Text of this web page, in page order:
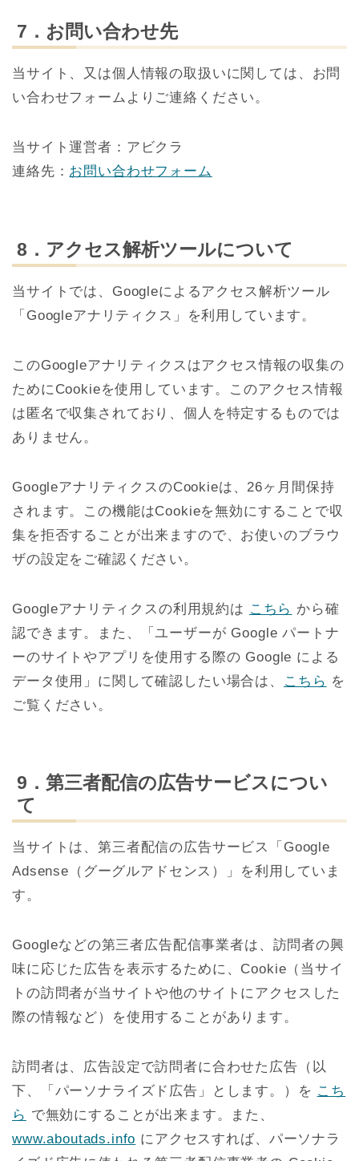
7．お問い合わせ先
当サイト、又は個人情報の取扱いに関しては、お問
い合わせフォームよりご連絡ください。
当サイト運営者：アビクラ
連絡先： お問い合わせフォーム
8．アクセス解析ツールについて
当サイトでは、Googleによるアクセス解析ツール
「Googleアナリティクス」を利用しています。
このGoogleアナリティクスはアクセス情報の収集の
ためにCookieを使用しています。このアクセス情報
は匿名で収集されており、個人を特定するものでは
ありません。
GoogleアナリティクスのCookieは、26ヶ月間保持
されます。この機能はCookieを無効にすることで収
集を拒否することが出来ますので、お使いのブラウ
ザの設定をご確認ください。
Googleアナリティクスの利用規約は こちら から確
認できます。また、「ユーザーが Google パートナ
ーのサイトやアプリを使用する際の Google による
データ使用」に関して確認したい場合は、
こちら を
ご覧ください。
9．第三者配信の広告サービスについ
て
当サイトは、第三者配信の広告サービス「Google
Adsense（グーグルアドセンス）」を利用していま
す。
Googleなどの第三者広告配信事業者は、訪問者の興
味に応じた広告を表示するために、Cookie（当サイ
トの訪問者が当サイトや他のサイトにアクセスした
際の情報など）を使用することがあります。
訪問者は、広告設定で訪問者に合わせた広告（以
下、「パーソナライズド広告」とします。）を こち
ら で無効にすることが出来ます。また、
www.aboutads.info にアクセスすれば、パーソナラ